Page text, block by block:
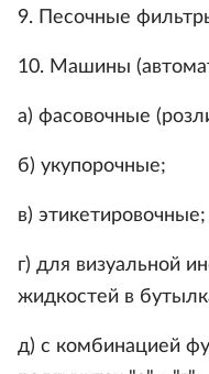
9. Песочные
10. Машины
а) фасовочные
б) укупорочные;
в) этикетировочные;
г) для визуальной
жидкостей в
д) с комбинацией